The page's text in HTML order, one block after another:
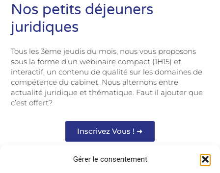
Gérer le consentement
Nos petits déjeuners
juridiques
Tous les 3ème jeudis du mois, nous vous proposons
sous la forme d’un webinaire compact (1H15) et
interactif, un contenu de qualité sur les domaines de
compétence du cabinet. Nous alternons entre
actualité juridique et thématique. Faut il ajouter que
c’est offert?
Inscrivez Vous ! ➜